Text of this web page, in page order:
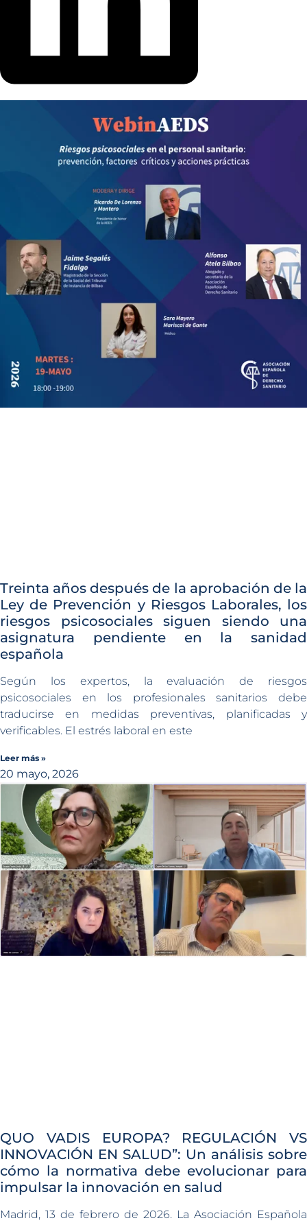
Treinta años después de la aprobación de la
Ley de Prevención y Riesgos Laborales, los
riesgos psicosociales siguen siendo una
asignatura pendiente en la sanidad
española
Según los expertos, la evaluación de riesgos
psicosociales en los profesionales sanitarios debe
traducirse en medidas preventivas, planificadas y
verificables. El estrés laboral en este
Leer más »
20 mayo, 2026
QUO VADIS EUROPA? REGULACIÓN VS
INNOVACIÓN EN SALUD”: Un análisis sobre
cómo la normativa debe evolucionar para
impulsar la innovación en salud
Madrid, 13 de febrero de 2026. La Asociación Española